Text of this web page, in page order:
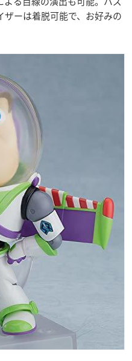
ーは着脱可能で、お好みの